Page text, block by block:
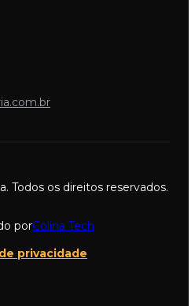
Todos os direitos reservados.
porColina Tech
privacidade